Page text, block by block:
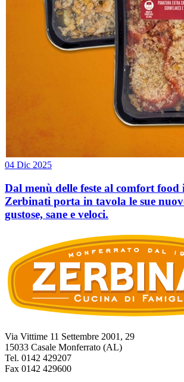
04 Dic 2025
Dal menù delle feste al comfort food
Zerbinati porta in tavola le sue
gustose, sane e veloci.
Via Vittime 11 Settembre 2001, 29
15033 Casale Monferrato (AL)
Tel. 0142 429207
Fax 0142 429600